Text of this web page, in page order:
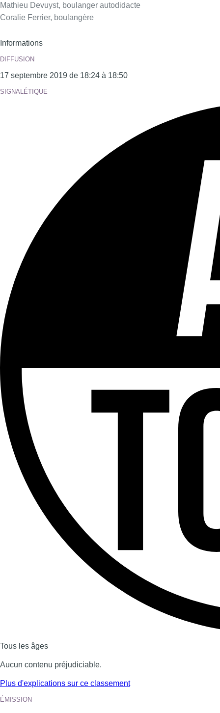
Mathieu Devuyst, boulanger autodidacte
Coralie Ferrier, boulangère
Informations
DIFFUSION
17 septembre 2019 de 18:24 à 18:50
SIGNALÉTIQUE
Tous les âges
Aucun contenu préjudiciable.
Plus d'explications sur ce classement
ÉMISSION